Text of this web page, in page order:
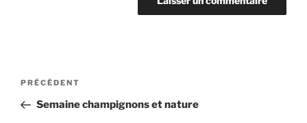
Navigation
l’article
Article
précédent
PRÉCÉDENT
Semaine champignons et nature